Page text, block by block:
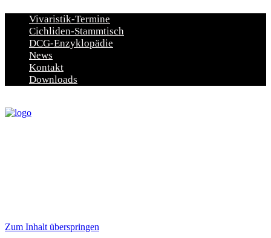
Vivaristik-Termine
Cichliden-Stammtisch
DCG-Enzyklopädie
News
Kontakt
Downloads
Zum Inhalt überspringen